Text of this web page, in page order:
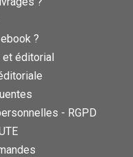
?
éditorial
- RGPD